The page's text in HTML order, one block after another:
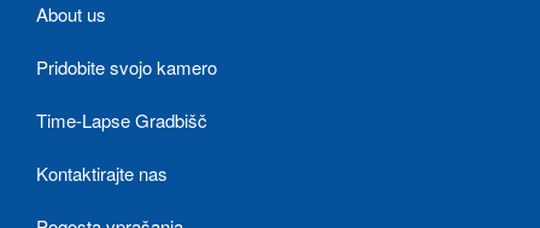
About us
Pridobite svojo kamero
Time-Lapse Gradbišč
Kontaktirajte nas